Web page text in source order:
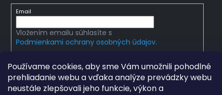
Používame cookies, aby sme Vám umožnili pohodlné
prehliadanie webu a vďaka analýze prevádzky webu
neustále zlepšovali jeho funkcie, výkon a
Email
Vložením emailu súhlasíte s
Podmienkami ochrany osobných údajov.